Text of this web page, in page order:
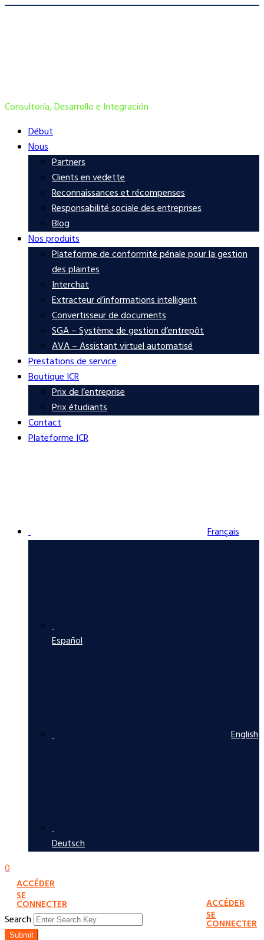
Consultoría, Desarrollo e Integración
Début
Nous
Partners
Clients en vedette
Reconnaissances et récompenses
Responsabilité sociale des entreprises
Blog
Nos produits
Plateforme de conformité pénale pour la gestion
des plaintes
Interchat
Extracteur d’informations intelligent
Convertisseur de documents
SGA – Système de gestion d’entrepôt
AVA – Assistant virtuel automatisé
Prestations de service
Boutique ICR
Prix de l’entreprise
Prix ​​étudiants
Contact
Plateforme ICR
Français
Español
English
Deutsch
0
ACCÉDER
SE
CONNECTER
Search
Submit
ACCÉDER
SE
CONNECTER